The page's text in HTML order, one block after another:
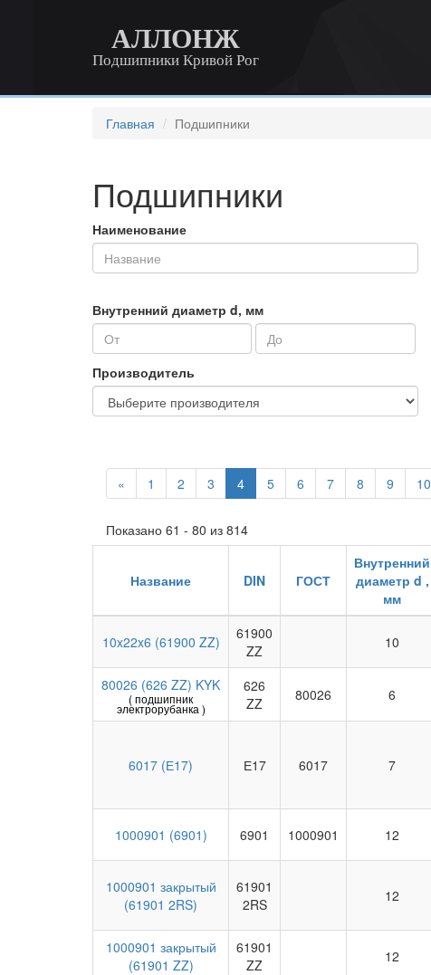
АЛЛОНЖ
Подшипники Кривой Рог
Главная Подшипники
Подшипники
Наименование
Внутренний диаметр d, мм
Производитель
« 1 2 3 4 5 6 7 8 9 10
Показано 61 - 80 из 814
Название DIN ГОСТ
Внутренний
диаметр d ,
мм
10x22x6 (61900 ZZ)
61900
ZZ
10
80026 (626 ZZ) KYK
( подшипник
электрорубанка )
626
ZZ
80026 6
6017 (Е17) Е17 6017 7
1000901 (6901) 6901 1000901 12
1000901 закрытый
(61901 2RS)
61901
2RS
12
1000901 закрытый
(61901 ZZ)
61901
ZZ
12